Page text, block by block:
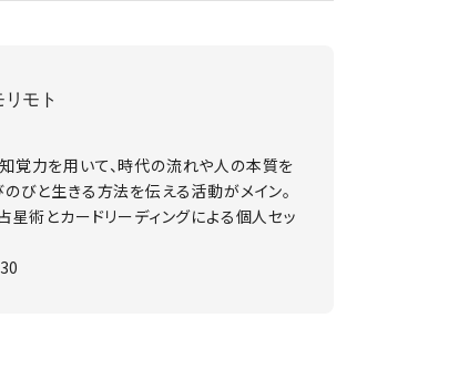
モト
覚力を用いて、時代の流れや人の本質を
びと生きる方法を伝える活動がメイン。
術とカードリーディングによる個人セッ